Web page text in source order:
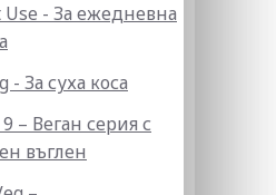
Use - За ежедневна
- За суха коса
– Веган серия с
въглен